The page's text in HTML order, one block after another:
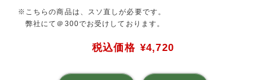
※こちらの商品は、スソ直しが必要です。
弊社にて＠300でお受けしております。
税込価格 ¥4,720